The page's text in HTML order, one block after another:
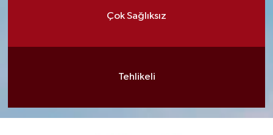
Çok Sağlıksız
Tehlikeli